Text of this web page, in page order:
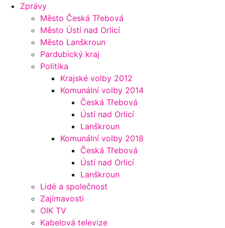
Zprávy
Město Česká Třebová
Město Ústí nad Orlicí
Město Lanškroun
Pardubický kraj
Politika
Krajské volby 2012
Komunální volby 2014
Česká Třebová
Ústí nad Orlicí
Lanškroun
Komunální volby 2018
Česká Třebová
Ústí nad Orlicí
Lanškroun
Lidé a společnost
Zajímavosti
OIK TV
Kabelová televize